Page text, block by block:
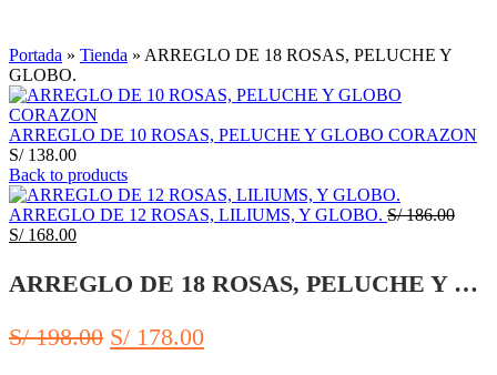
Portada » Tienda » ARREGLO DE 18 ROSAS, PELUCHE Y
GLOBO.
ARREGLO DE 10 ROSAS, PELUCHE Y GLOBO CORAZON
S/138.00
Back to products
ARREGLO DE 12 ROSAS, LILIUMS, Y GLOBO. S/186.00El
S/
S/168.00El
actual
es:
ARREGLO DE 18 ROSAS, PELUCHE Y GLOBO.
S/198.00 El
S/ 178.00El